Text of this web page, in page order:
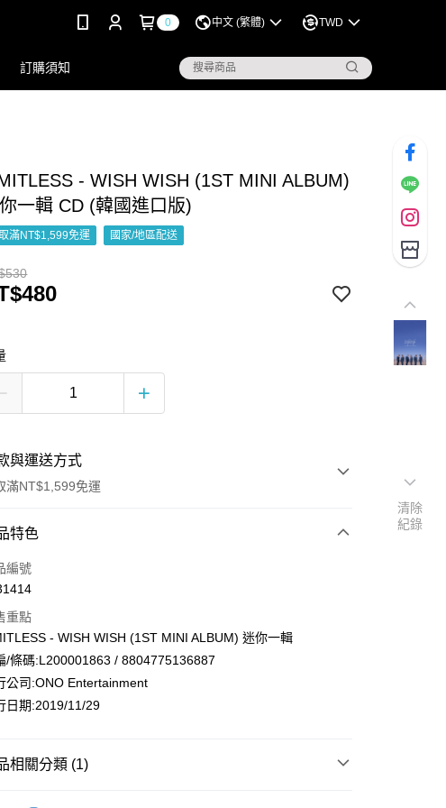
0 中文 (繁體) TWD
訂購須知
- WISH WISH (1ST MINI ALBUM)
一輯 CD (韓國進口版)
滿NT$1,599免運 國家/地區配送
與運送方式
滿NT$1,599免運
方式
卡一次付款
Pay
支付
付
於「AFTEE先享後付」】
特色
編號
重點
- WISH WISH (1ST MINI ALBUM) 迷你一輯
/條碼:L200001863 / 8804775136887
公司:ONO Entertainment
日期:2019/11/29
相關分類 (1)
清除
紀錄